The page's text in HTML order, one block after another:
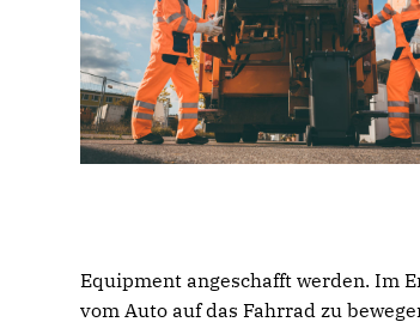
Equipment angeschafft werden. Im
vom Auto auf das Fahrrad zu